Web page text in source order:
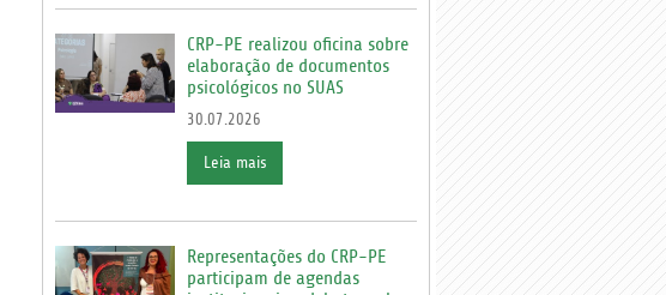
CRP-PE realizou oficina sobre
elaboração de documentos
psicológicos no SUAS
30.07.2026
Leia mais
Representações do CRP-PE
participam de agendas